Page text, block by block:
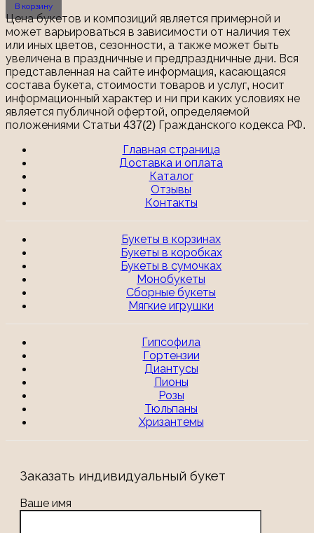
В корзину
Цена букетов и композиций является примерной и
может варьироваться в зависимости от наличия тех
или иных цветов, сезонности, а также может быть
увеличена в праздничные и предпраздничные дни. Вся
представленная на сайте информация, касающаяся
состава букета, стоимости товаров и услуг, носит
информационный характер и ни при каких условиях не
является публичной офертой, определяемой
положениями Статьи 437(2) Гражданского кодекса РФ.
Главная страница
Доставка и оплата
Каталог
Отзывы
Контакты
Букеты в корзинах
Букеты в коробках
Букеты в сумочках
Монобукеты
Сборные букеты
Мягкие игрушки
Гипсофила
Гортензии
Диантусы
Пионы
Розы
Тюльпаны
Хризантемы
Заказать индивидуальный букет
Ваше имя